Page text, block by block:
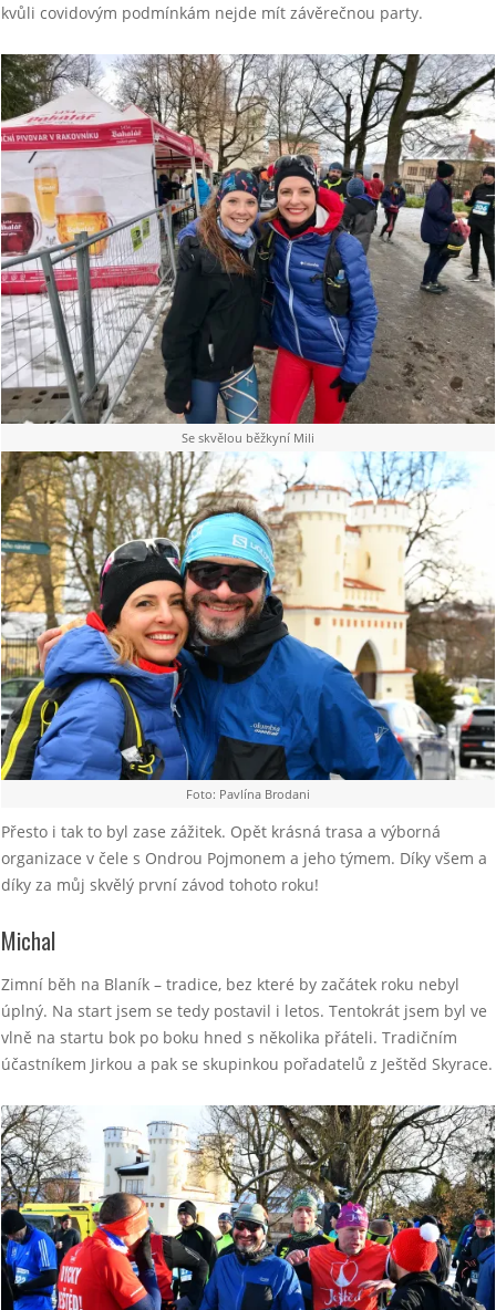
kvůli covidovým podmínkám nejde mít závěrečnou party.
Se skvělou běžkyní Mili
Foto: Pavlína Brodani
Přesto i tak to byl zase zážitek. Opět krásná trasa a výborná
organizace v čele s Ondrou Pojmonem a jeho týmem. Díky všem a
díky za můj skvělý první závod tohoto roku!
Michal
Zimní běh na Blaník – tradice, bez které by začátek roku nebyl
úplný. Na start jsem se tedy postavil i letos. Tentokrát jsem byl ve
vlně na startu bok po boku hned s několika přáteli. Tradičním
účastníkem Jirkou a pak se skupinkou pořadatelů z Ještěd Skyrace.